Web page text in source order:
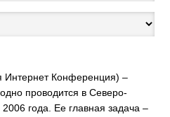
Интернет Конференция) –
проводится в Северо-
года. Ее главная задача –